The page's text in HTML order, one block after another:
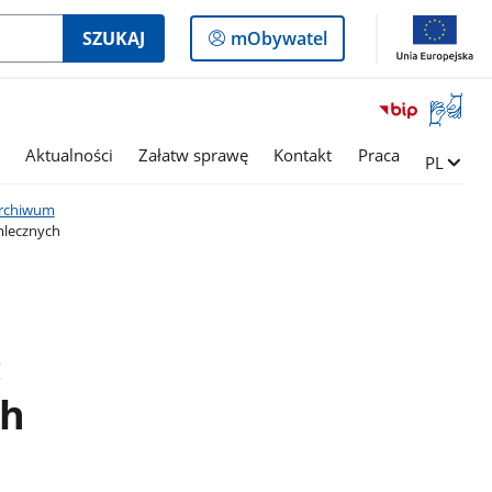
SZUKAJ
Logowanie
do
mObywatel
Otwórz
okno
Aktualności Załatw sprawę Kontakt Praca Zmień
PL